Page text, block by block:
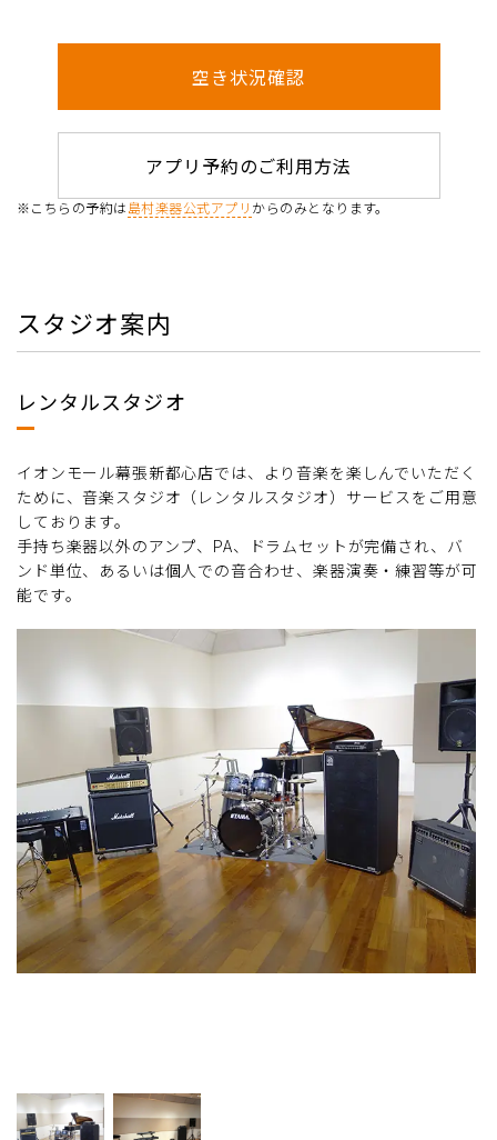
空き状況確認
アプリ予約のご利用方法
※こちらの予約は島村楽器公式アプリ からのみとなります。
スタジオ案内
レンタルスタジオ
イオンモール幕張新都心店では、より音楽を楽しんでいただく
ために、音楽スタジオ（レンタルスタジオ）サービスをご用意
しております。
手持ち楽器以外のアンプ、PA、ドラムセットが完備され、バ
ンド単位、あるいは個人での音合わせ、楽器演奏・練習等が可
能です。